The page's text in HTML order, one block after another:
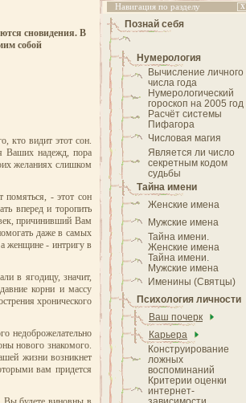
сновидения. В
собой
кто видит этот сон.
Ваших надежд, пора
желаниях слишком
- этот сон
вперед и торопить
причинивший Вам
даже в самых
женщине - интригу в
в ягодицу, значит,
корни и массу
хронического
недоброжелательно
нового знакомого.
жизни возникнет
вам придется
Навигация по разделу X
Познай себя
Нумерология
Вычисление личного
числа года
Нумерологический
гороскоп на 2005 год
Расчёт системы
Пифагора
Числовая магия
Является ли число
секретным кодом
судьбы
Тайна имени
Женские имена
Мужские имена
Тайна имени.
Женские имена
Тайна имени.
Мужские имена
Именины (Святцы)
Психология личности
Ваш почерк
Карьера
Конструирование
ложных
воспоминаний
Критерии оценки
интернет-